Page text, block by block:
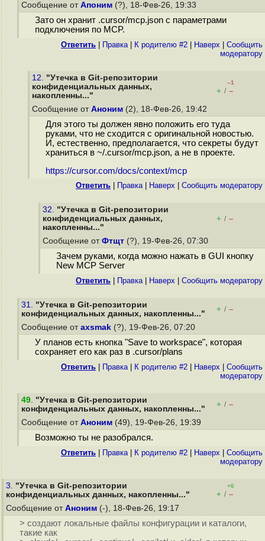
Сообщение от Апоним (?), 18-Фев-26, 19:33
Зато он хранит .cursor/mcp.json с параметрами
подключения по MCP.
Ответить Правка| К родителю #2 Наверх
Cообщить
модератору
12. "Утечка в Git-репозитории
конфиденциальных данных,
накопленны..."
–1
+ / –
Сообщение от Аноним (2), 18-Фев-26, 19:42
Для этого ты должен явно положить его туда
руками, что не сходится с оригинальной новостью.
И, естественно, предполагается, что секреты будут
храниться в ~/.cursor/mcp.json, а не в проекте.
https://cursor.com/docs/context/mcp
Ответить Правка| Наверх Cообщить модератору
32. "Утечка в Git-репозитории
конфиденциальных данных,
накопленны..."
+ / –
Сообщение от Фтщт (?), 19-Фев-26, 07:30
Зачем руками, когда можно нажать в GUI кнопку
New MCP Server
Ответить Правка| Наверх Cообщить модератору
31. "Утечка в Git-репозитории
конфиденциальных данных, накопленны..."
+ / –
Сообщение от axsmak (?), 19-Фев-26, 07:20
У планов есть кнопка "Save to workspace", которая
сохраняет его как раз в .cursor/plans
Ответить Правка| К родителю #2 Наверх
Cообщить
модератору
49. "Утечка в Git-репозитории
конфиденциальных данных, накопленны..."
+ / –
Сообщение от Аноним (49), 19-Фев-26, 19:39
Возможно ты не разобрался.
Ответить Правка| К родителю #2 Наверх
Cообщить
модератору
3. "Утечка в Git-репозитории
конфиденциальных данных, накопленны..."
+6
+ / –
Сообщение от Аноним (-), 18-Фев-26, 19:17
> создают локальные файлы конфигурации и каталоги,
такие как